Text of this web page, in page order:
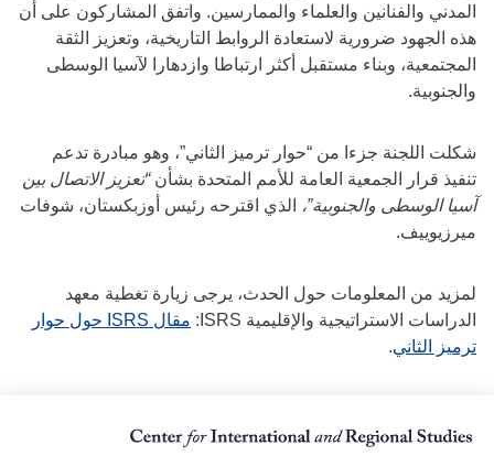
المدني والفنانين والعلماء والممارسين. واتفق المشاركون على أن
هذه الجهود ضرورية لاستعادة الروابط التاريخية، وتعزيز الثقة
المجتمعية، وبناء مستقبل أكثر ارتباطا وازدهارا لآسيا الوسطى
والجنوبية.
شكلت اللجنة جزءا من “حوار ترميز الثاني”، وهو مبادرة تدعم
تنفيذ قرار الجمعية العامة للأمم المتحدة بشأن“تعزيز الاتصال بين
آسيا الوسطى والجنوبية”،
الذي اقترحه رئيس أوزبكستان، شوفات
ميرزيوييف.
لمزيد من المعلومات حول الحدث، يرجى زيارة تغطية معهد
الدراسات الاستراتيجية والإقليمية ISRS:
مقال ISRS حول حوار
ترميز الثاني.